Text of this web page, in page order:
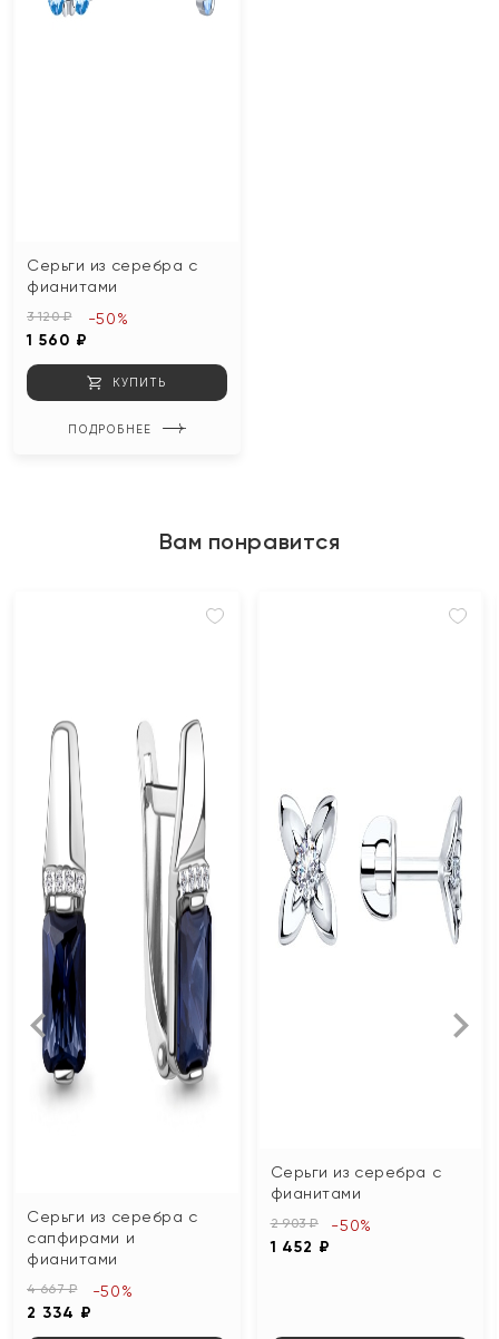
Серьги из серебра с
фианитами
3 120 ₽
1 560 ₽
-50%
КУПИТЬ
ПОДРОБНЕЕ
Вам понравится
Серьги из серебра с
сапфирами и
фианитами
4 667 ₽
2 334 ₽
-50%
Серьги из серебра с
фианитами
2 903 ₽
1 452 ₽
-50%